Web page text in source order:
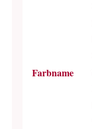
Farbname